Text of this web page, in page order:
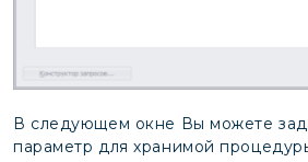
В следующем окне Вы можете
параметр для хранимой